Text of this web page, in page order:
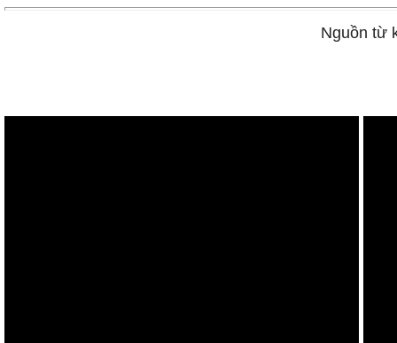
Nguồn từ